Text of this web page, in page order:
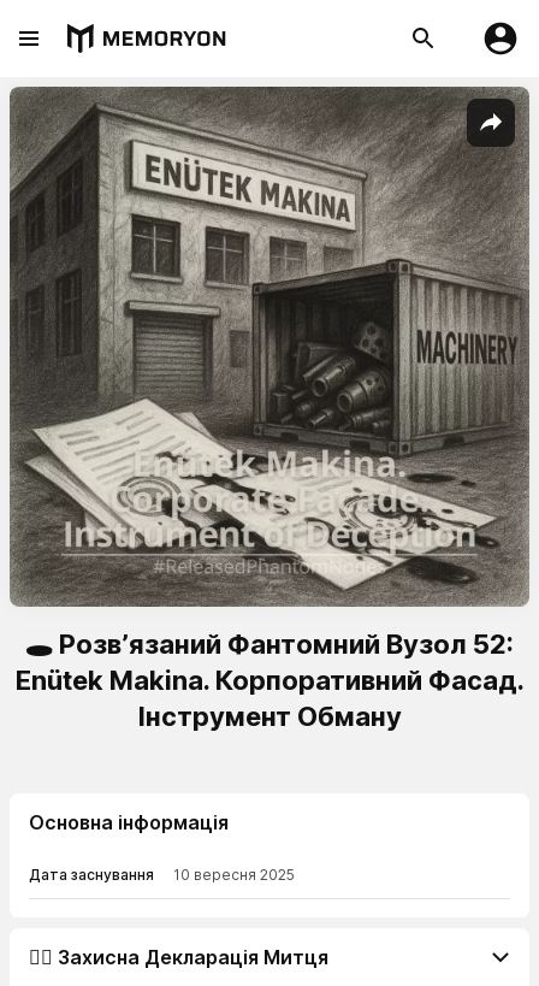
🕳️ Розв’язаний Фантомний Вузол 52:
Enütek Makina. Корпоративний Фасад.
Інструмент Обману
Основна інформація
Дата заснування 10 вересня 2025
👨‍⚖️ Захисна Декларація Митця